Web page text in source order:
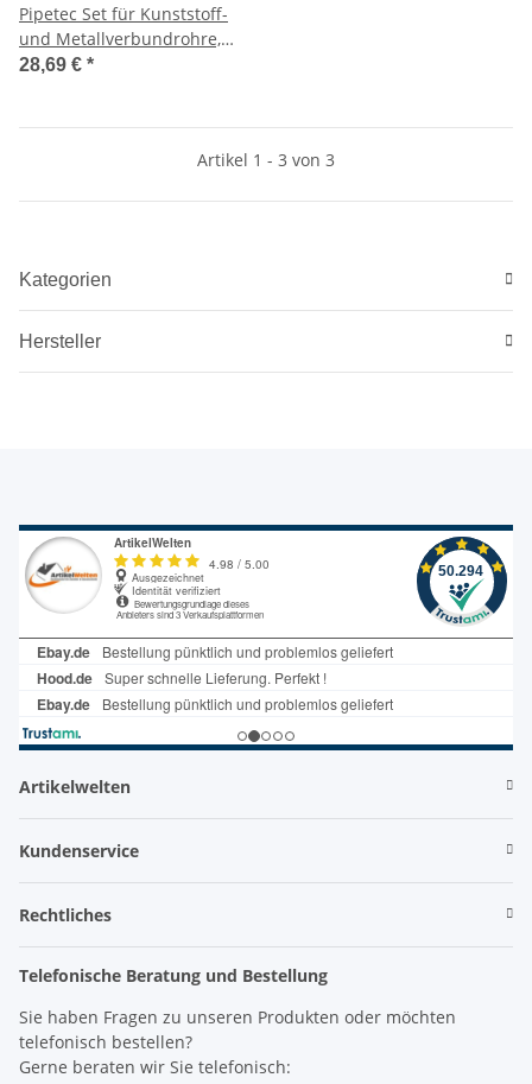
Pipetec Set für Kunststoff-
und Metallverbundrohre,
Rohrschere und Kalibrierer
28,69 € *
Artikel 1 - 3 von 3
Kategorien
Hersteller
Artikelwelten
Kundenservice
Rechtliches
Telefonische Beratung und Bestellung
Sie haben Fragen zu unseren Produkten oder möchten
telefonisch bestellen?
Gerne beraten wir Sie telefonisch: